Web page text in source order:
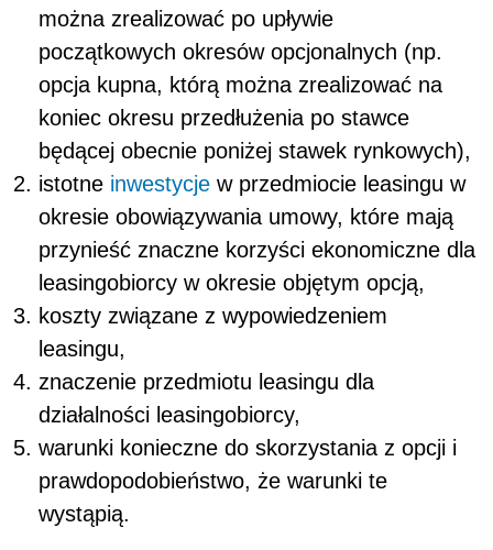
można zrealizować po upływie
początkowych okresów opcjonalnych (np.
opcja kupna, którą można zrealizować na
koniec okresu przedłużenia po stawce
będącej obecnie poniżej stawek rynkowych),
istotne inwestycje w przedmiocie leasingu w
okresie obowiązywania umowy, które mają
przynieść znaczne korzyści ekonomiczne dla
leasingobiorcy w okresie objętym opcją,
koszty związane z wypowiedzeniem
leasingu,
znaczenie przedmiotu leasingu dla
działalności leasingobiorcy,
warunki konieczne do skorzystania z opcji i
prawdopodobieństwo, że warunki te
wystąpią.